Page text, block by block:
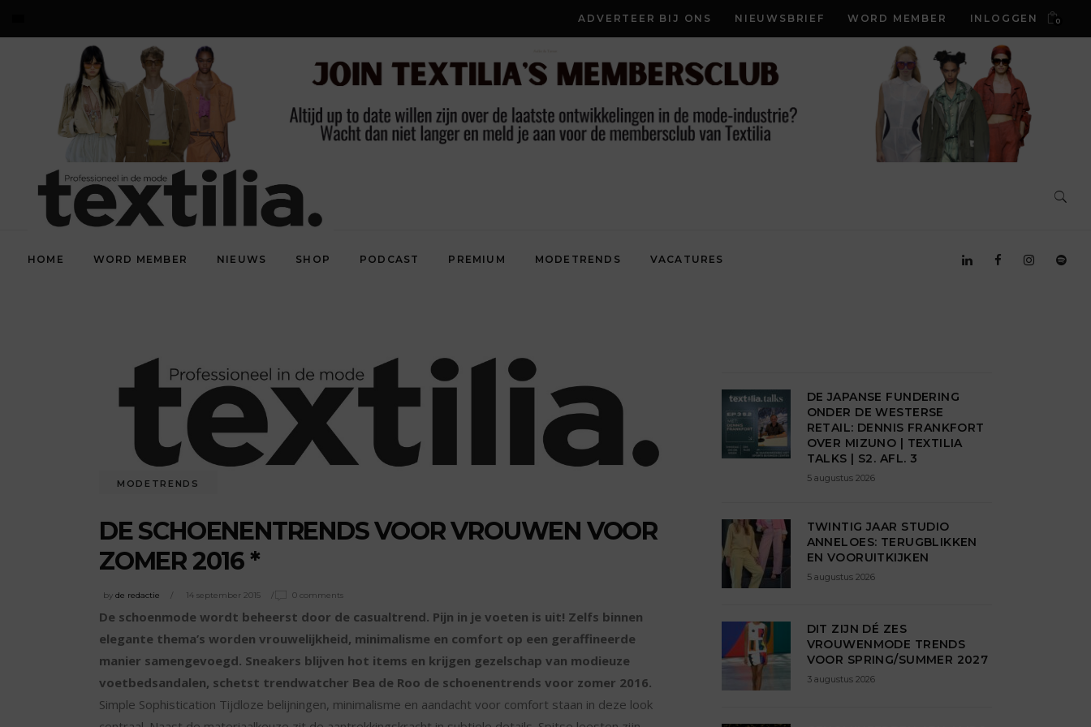
ADVERTEER BIJ ONS NIEUWSBRIEF WORD MEMBER INLOGGEN 0
HOME WORD MEMBER NIEUWS SHOP PODCAST PREMIUM MODETRENDS VACATURES
MODETRENDS
DE SCHOENENTRENDS VOOR VROUWEN VOOR
ZOMER 2016 *
by de redactie 14 september 2015 0 comments
De schoenmode wordt beheerst door de casualtrend. Pijn in je voeten is uit! Zelfs binnen
elegante thema’s worden vrouwelijkheid, minimalisme en comfort op een geraffineerde
manier samengevoegd. Sneakers blijven hot items en krijgen gezelschap van modieuze
voetbedsandalen, schetst trendwatcher Bea de Roo de schoenentrends voor zomer 2016.
Simple Sophistication Tijdloze belijningen, minimalisme en aandacht voor comfort staan in deze look
DE JAPANSE FUNDERING
ONDER DE WESTERSE
RETAIL: DENNIS FRANKFORT
OVER MIZUNO | TEXTILIA
TALKS | S2. AFL. 3
5 augustus 2026
TWINTIG JAAR STUDIO
ANNELOES: TERUGBLIKKEN
EN VOORUITKIJKEN
5 augustus 2026
DIT ZIJN DÉ ZES
VROUWENMODE TRENDS
VOOR SPRING/SUMMER 2027
3 augustus 2026